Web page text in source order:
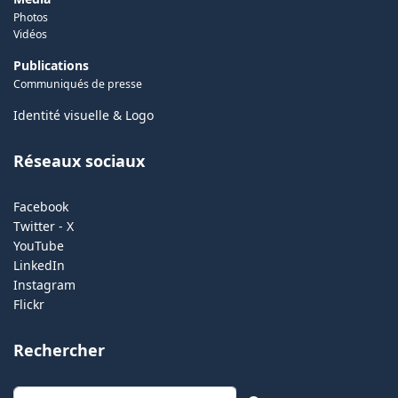
Photos
Vidéos
Publications
Communiqués de presse
Identité visuelle & Logo
Réseaux sociaux
Facebook
Twitter - X
YouTube
LinkedIn
Instagram
Flickr
Rechercher